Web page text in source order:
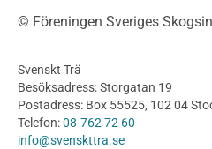
Byggnation och utförande
Utförande
Produkter
Konstruktionsvirke
© Föreningen Sveriges
Svenskt Trä
Besöksadress: Storgatan 19
Postadress: Box 55525, 102 04
Telefon:08-762 72 60
info@svenskttra.se